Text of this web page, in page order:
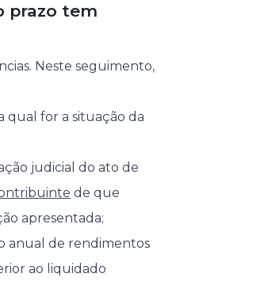
prazo tem
Neste seguimento,
qual for a situação da
judicial do ato de
de que
apresentada;
anual de rendimentos
ao liquidado